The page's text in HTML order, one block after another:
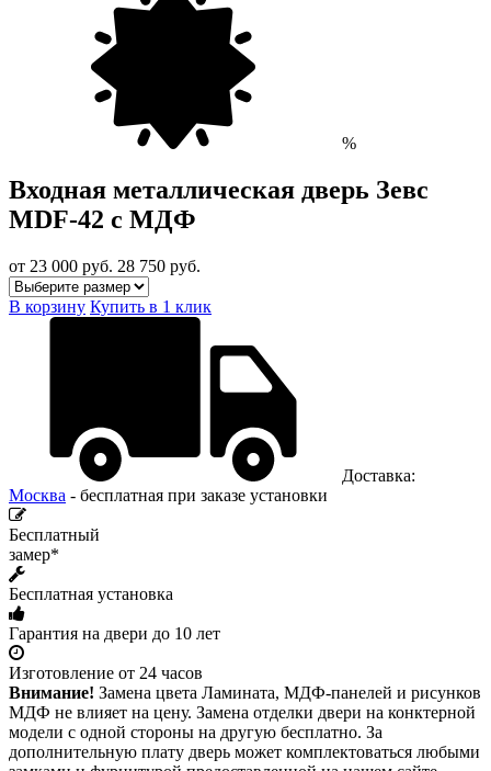
%
Входная металлическая дверь Зевс
MDF-42 с МДФ
от 23 000 руб. 28 750 руб.
В корзину Купить в 1 клик
Доставка:
Москва - бесплатная при заказе установки
Бесплатный
замер*
Бесплатная установка
Гарантия на двери до 10 лет
Изготовление от 24 часов
Внимание! Замена цвета Ламината, МДФ-панелей и рисунков
МДФ не влияет на цену. Замена отделки двери на конктерной
модели с одной стороны на другую бесплатно. За
дополнительную плату дверь может комплектоваться любыми